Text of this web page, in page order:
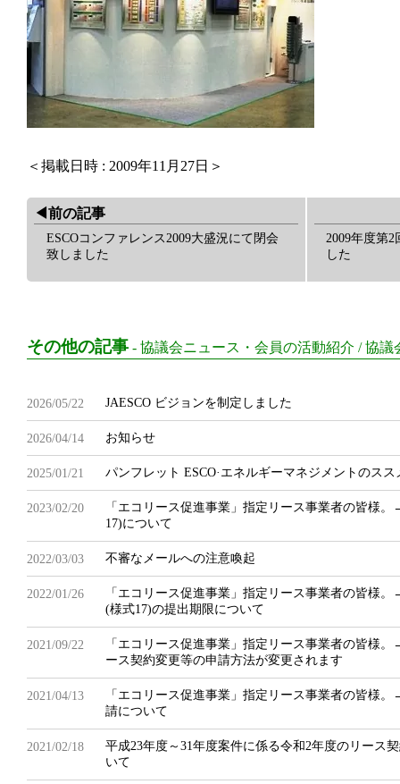
＜掲載日時 : 2009年11月27日＞
◀︎前の記事
ESCOコンファレンス2009大盛況にて閉会
致しました
2009年度第
した
その他の記事 - 協議会ニュース・会員の活動紹介 /協議
2026/05/22 JAESCO ビジョンを制定しました
2026/04/14 お知らせ
2025/01/21 パンフレット ESCO·エネルギーマネジメントのスス
2023/02/20
「エコリース促進事業」指定リース事業者の皆様
17)について
2022/03/03 不審なメールへの注意喚起
2022/01/26
「エコリース促進事業」指定リース事業者の皆様
(様式17)の提出期限について
2021/09/22
「エコリース促進事業」指定リース事業者の皆様
ース契約変更等の申請方法が変更されます
2021/04/13
「エコリース促進事業」指定リース事業者の皆様
請について
2021/02/18
平成23年度～31年度案件に係る令和2年度のリース
いて